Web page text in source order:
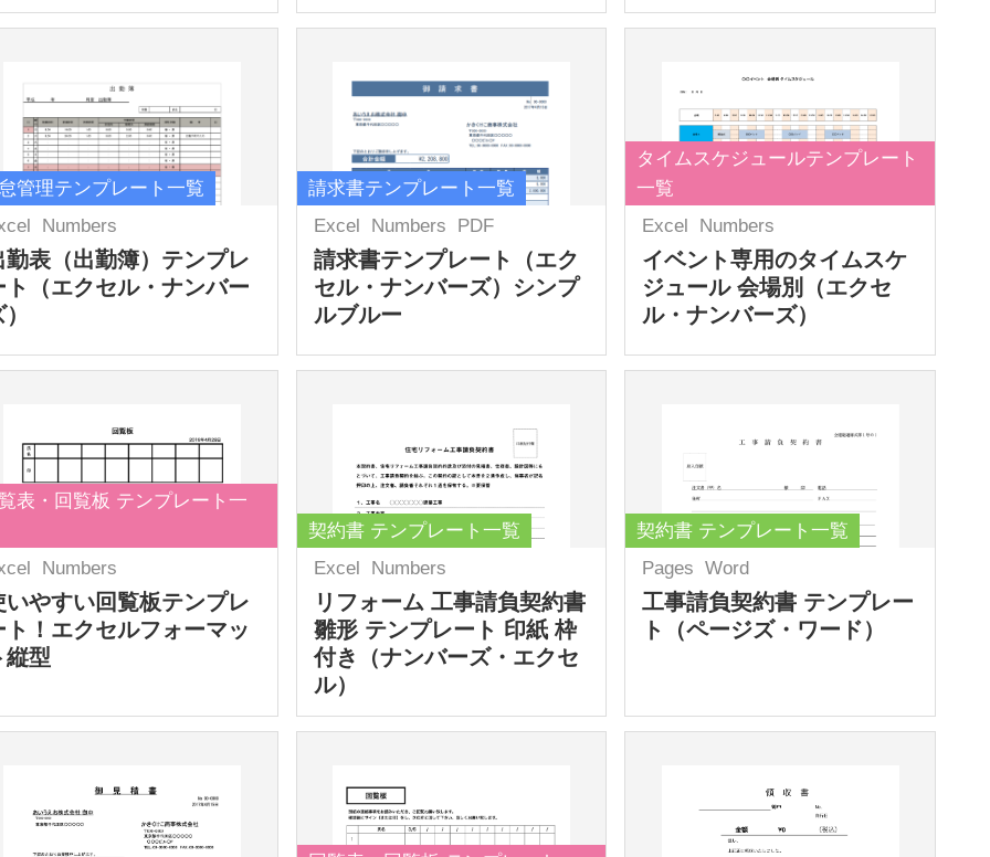
管理テンプレート一覧
Numbers
勤表（出勤簿）テンプレ
ト（エクセル・ナンバー
請求書テンプレート一覧
Excel
Numbers PDF
請求書テンプレート（エク
セル・ナンバーズ）シンプ
ルブルー
タイムスケジュールテンプレート
一覧
Excel
Numbers
イベント専用のタイムスケ
ジュール 会場別（エクセ
ル・ナンバーズ）
表・回覧板 テンプレート一
Numbers
いやすい回覧板テンプレ
ト！エクセルフォーマッ
縦型
契約書 テンプレート一覧
Excel
Numbers
リフォーム 工事請負契約書
雛形 テンプレート 印紙 枠
付き（ナンバーズ・エクセ
ル）
契約書 テンプレート一覧
Pages Word
工事請負契約書 テンプレー
ト（ページズ・ワード）